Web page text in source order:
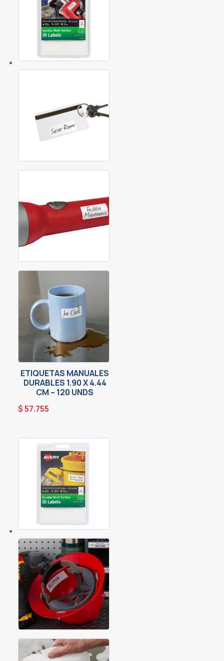
ETIQUETAS MANUALES
DURABLES 1.90 X 4.44
CM – 120 UNDS
$57.755